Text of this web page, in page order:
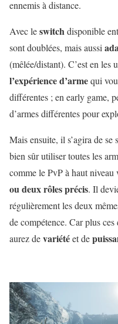
ennemis à distance.
Avec leswitchdisponible
sont doublées, mais aussi
(mêlée/distant). C’est en les
l’expérience d’armequi
différentes ; en early game,
d’armes différentes pour
Mais ensuite, il s’agira de
bien sûr utiliser toutes les
comme le PvP à haut niveau
ou deux rôles précis. Il
régulièrement les deux
de compétence. Car plus
aurez devariétéet de